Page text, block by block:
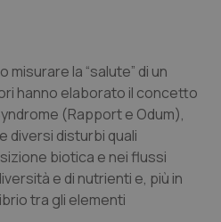
misurare la “salute” di un
hanno elaborato il concetto
(Rapport e Odum),
diversi disturbi quali
biotica e nei flussi
e di nutrienti e, più in
tra gli elementi